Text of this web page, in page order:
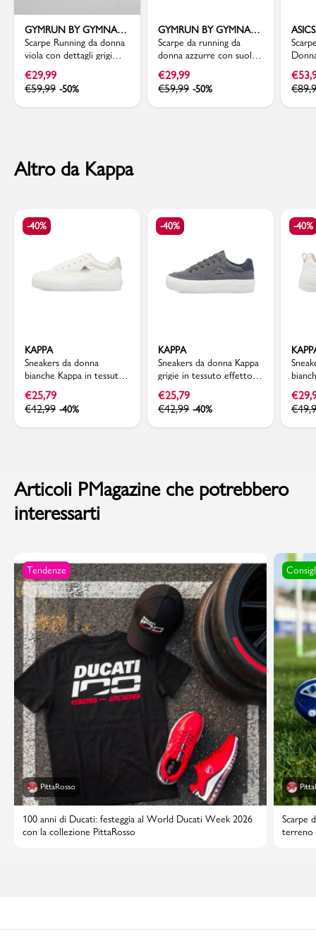
GYMRUN BY GYMNASIUM
Scarpe Running da donna
viola con dettagli grigi
GymRun
€29,99
€59,99 -50%
GYMRUN BY GYMNASIUM
Scarpe da running da
donna azzurre con suola
bianca GymRun
€29,99
€59,99 -50%
ASICS
€
€
Altro da Kappa
-40%
KAPPA
Sneakers da donna
bianche Kappa in tessuto
con dettagli metallizzati
€25,79
€42,99 -40%
-40%
KAPPA
Sneakers da donna Kappa
grigie in tessuto effetto
denim glitter
€25,79
€42,99 -40%
-40%
chiaro
€
€
Articoli PMagazine che potrebbero
interessarti
Tendenze
PittaRosso
100 anni di Ducati: festeggia al World Ducati Week 2026
con la collezione PittaRosso
Scarpe
terreno